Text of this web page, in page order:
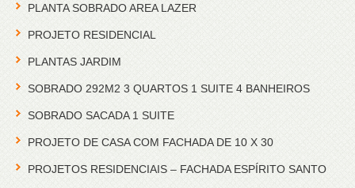
PLANTA SOBRADO AREA LAZER
PROJETO RESIDENCIAL
PLANTAS JARDIM
SOBRADO 292M2 3 QUARTOS 1 SUITE 4 BANHEIROS
SOBRADO SACADA 1 SUITE
PROJETO DE CASA COM FACHADA DE 10 X 30
PROJETOS RESIDENCIAIS – FACHADA ESPÍRITO SANTO